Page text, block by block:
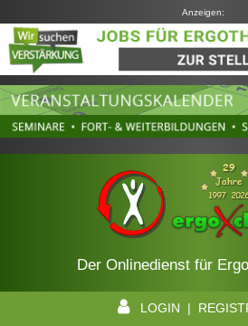
Anzeigen:
Der Onlinedienst für
LOGIN |